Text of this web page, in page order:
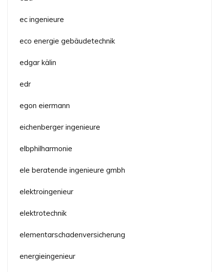
ec ingenieure
eco energie gebäudetechnik
edgar kälin
edr
egon eiermann
eichenberger ingenieure
elbphilharmonie
ele beratende ingenieure gmbh
elektroingenieur
elektrotechnik
elementarschadenversicherung
energieingenieur